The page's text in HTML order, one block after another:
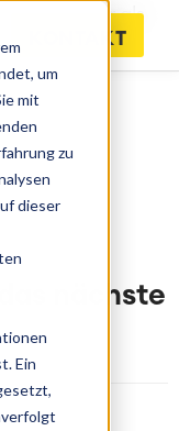
um
mit
zu
dieser
Ein
KONTAKT
sollen wir als
nächste